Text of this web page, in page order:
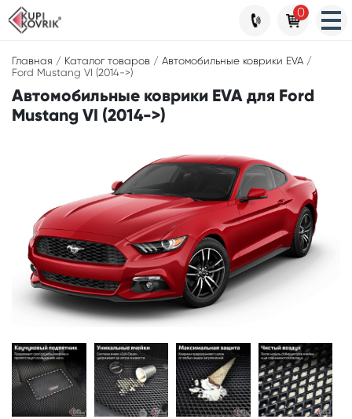
Главная / Каталог товаров / Автомобильные коврики EVA /
Ford Mustang VI (2014->)
Автомобильные коврики EVA для Ford
Mustang VI (2014->)
0